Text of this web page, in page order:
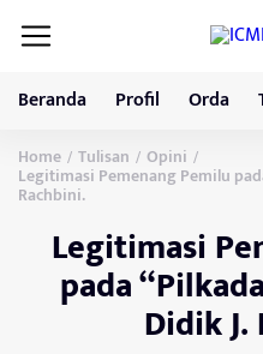
Beranda Profil Orda
Home / Tulisan / Opini /
Legitimasi Pemenang Pemilu
Rachbini.
Legitimasi
pada
Didik